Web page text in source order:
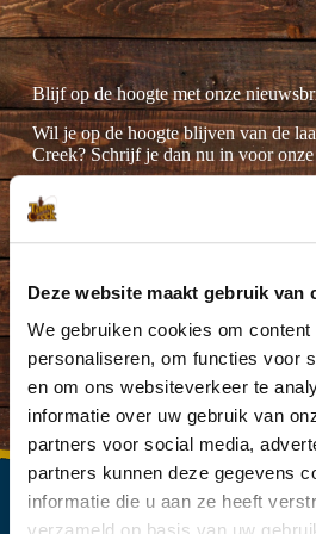
Deze website maakt gebruik van
We gebruiken cookies om
personaliseren, om functies voor
en om ons websiteverkeer te
informatie over uw gebruik van
partners voor social media,
partners kunnen deze gegevens
informatie die u aan ze heeft
Blijf op de hoogte met onze
Wil je op de hoogte blijven van de
Creek? Schrijf je dan nu in voor
Ik ga akkoord met de